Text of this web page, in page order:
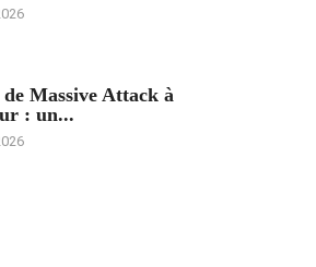
Massive Attack à
: un...